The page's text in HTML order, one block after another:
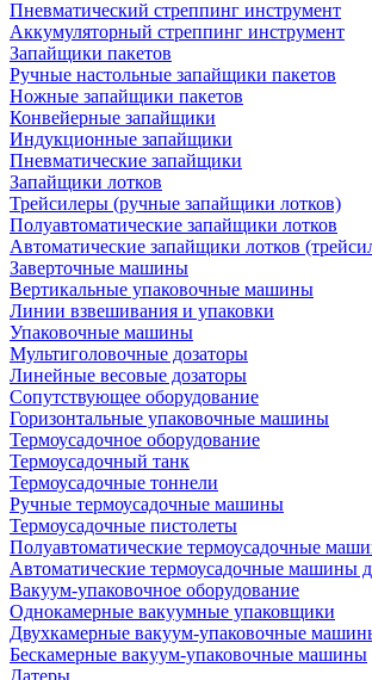
Пневматический стреппинг инструмент
Аккумуляторный стреппинг инструмент
Запайщики пакетов
Ручные настольные запайщики пакетов
Ножные запайщики пакетов
Конвейерные запайщики
Индукционные запайщики
Пневматические запайщики
Запайщики лотков
Трейсилеры (ручные запайщики лотков)
Полуавтоматические запайщики лотков
Автоматические запайщики лотков
Заверточные машины
Вертикальные упаковочные машины
Линии взвешивания и упаковки
Упаковочные машины
Мультиголовочные дозаторы
Линейные весовые дозаторы
Сопутствующее оборудование
Горизонтальные упаковочные машины
Термоусадочное оборудование
Термоусадочный танк
Термоусадочные тоннели
Ручные термоусадочные машины
Термоусадочные пистолеты
Полуавтоматические термоусадочные
Автоматические термоусадочные машины
Вакуум-упаковочное оборудование
Однокамерные вакуумные упаковщики
Двухкамерные вакуум-упаковочные
Бескамерные вакуум-упаковочные машины
Датеры